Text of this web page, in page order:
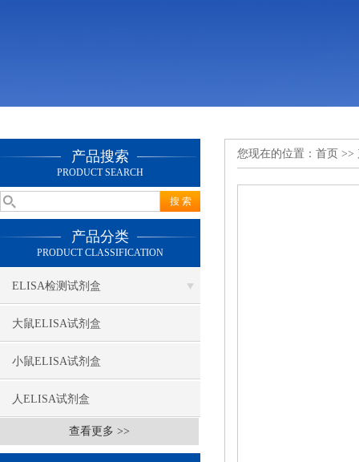
产品搜索
PRODUCT SEARCH
产品分类
PRODUCT CLASSIFICATION
ELISA检测试剂盒
大鼠ELISA试剂盒
小鼠ELISA试剂盒
人ELISA试剂盒
查看更多 >>
您现在的位置： 首页 >>